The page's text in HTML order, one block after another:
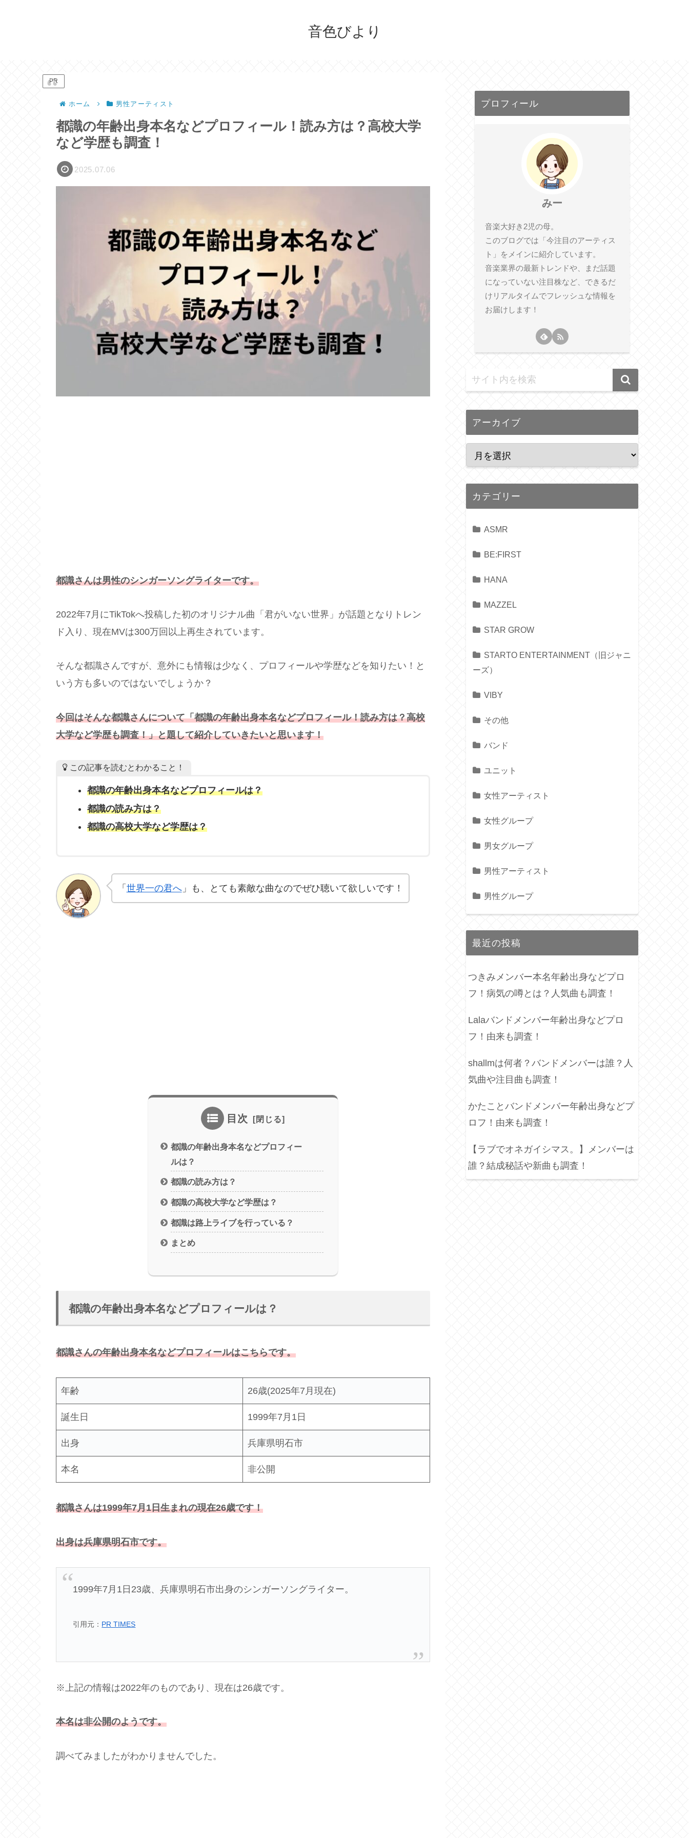
音色びより
PR
ホーム 男性アーティスト
都識の年齢出身本名などプロフィール！読み方は？高校大学
など学歴も調査！
2025.07.06
都識さんは男性のシンガーソングライターです。
2022年7月にTikTokへ投稿した初のオリジナル曲「君がいない世界」が話題となりトレン
ド入り、現在MVは300万回以上再生されています。
そんな都識さんですが、意外にも情報は少なく、プロフィールや学歴などを知りたい！と
いう方も多いのではないでしょうか？
今回はそんな都識さんについて「都識の年齢出身本名などプロフィール！読み方は？高校
大学など学歴も調査！」と題して紹介していきたいと思います！
この記事を読むとわかること！
都識の年齢出身本名などプロフィールは？
都識の読み方は？
都識の高校大学など学歴は？
「 世界一の君へ」も、とても素敵な曲なのでぜひ聴いて欲しいです！
目次
都識の年齢出身本名などプロフィー
ルは？
都識の読み方は？
都識の高校大学など学歴は？
都識は路上ライブを行っている？
まとめ
都識の年齢出身本名などプロフィールは？
都識さんの年齢出身本名などプロフィールはこちらです。
年齢 26歳(2025年7月現在)
誕生日 1999年7月1日
出身 兵庫県明石市
本名 非公開
都識さんは1999年7月1日生まれの現在26歳です！
出身は兵庫県明石市です。
1999年7月1日23歳、兵庫県明石市出身のシンガーソングライター。
引用元： PR TIMES
※上記の情報は2022年のものであり、現在は26歳です。
本名は非公開のようです。
調べてみましたがわかりませんでした。
プロフィール
みー
音楽大好き2児の母。
このブログでは「今注目のアーティス
ト」をメインに紹介しています。
音楽業界の最新トレンドや、まだ話題
になっていない注目株など、できるだ
けリアルタイムでフレッシュな情報を
お届けします！
アーカイブ
カテゴリー
ASMR
BE:FIRST
HANA
MAZZEL
STAR GROW
STARTO ENTERTAINMENT（旧ジャニ
ーズ）
VIBY
その他
バンド
ユニット
女性アーティスト
女性グループ
男女グループ
男性アーティスト
男性グループ
最近の投稿
つきみメンバー本名年齢出身などプロ
フ！病気の噂とは？人気曲も調査！
Lalaバンドメンバー年齢出身などプロ
フ！由来も調査！
shallmは何者？バンドメンバーは誰？人
気曲や注目曲も調査！
かたことバンドメンバー年齢出身などプ
ロフ！由来も調査！
【ラブでオネガイシマス。】メンバーは
誰？結成秘話や新曲も調査！